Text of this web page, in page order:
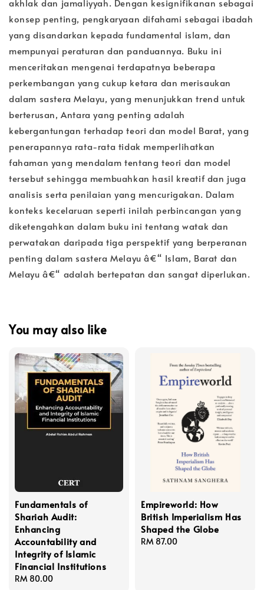
akhlak dan jamaliyyah. Dengan kesignifikanan sebagai
konsep penting, pengkaryaan difahami sebagai ibadah
yang disandarkan kepada fundamental islam, dan
mempunyai peraturan dan panduannya. Buku ini
menceritakan mengenai terdapatnya beberapa
perkembangan yang cukup ketara dan merisaukan
dalam sastera Melayu, yang menunjukkan trend untuk
berterusan, Antara yang penting adalah
kebergantungan terhadap teori dan model Barat, yang
penerapannya rata-rata tidak memperlihatkan
fahaman yang mendalam tentang teori dan model
tersebut sehingga membuahkan hasil kreatif dan juga
analisis serta penilaian yang mencurigakan. Dalam
konteks kecelaruan seperti inilah perbincangan yang
diketengahkan dalam buku ini tentang watak dan
perwatakan daripada tiga perspektif yang berperanan
penting dalam sastera Melayu â€“ Islam, Barat dan
Melayu â€“ adalah bertepatan dan sangat diperlukan.
You may also like
Fundamentals of
Shariah Audit:
Enhancing
Accountability and
Integrity of Islamic
Financial Institutions
Regular
RM 80.00
Empireworld: How
British Imperialism Has
Shaped the Globe
Regular
RM 87.00